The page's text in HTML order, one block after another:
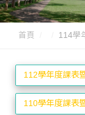
首頁 114學
112學年度課表
110學年度課表